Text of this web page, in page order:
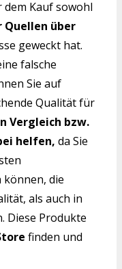
Kauf sowohl
Quellen über
geweckt hat.
falsche
Sie auf
Qualität für
Vergleich bzw.
helfen, da Sie
die
als auch in
Diese Produkte
finden und